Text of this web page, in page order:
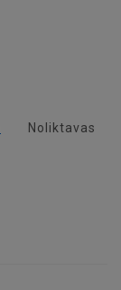
Noliktavas